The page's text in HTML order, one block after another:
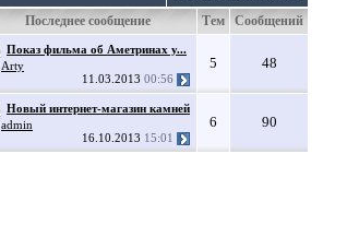
Последнее сообщение Тем Сообщений
Показ фильма об Аметринах у...
Arty
11.03.2013 00:56
5 48
Новый интернет-магазин камней
admin
16.10.2013 15:01
6 90